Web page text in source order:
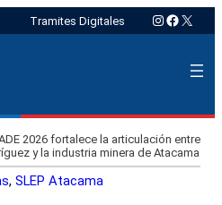
Tramites Digitales Instagram
X
2026 fortalece la articulación entre
y la industria minera de Atacama
, SLEP Atacama